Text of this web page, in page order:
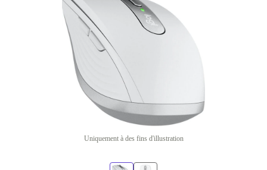
Uniquement à des fins d'illustration